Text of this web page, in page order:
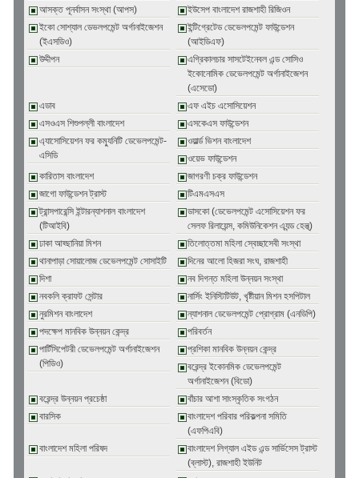
আসক্ত পূনর্বাসন সংস্থা (আপস)
ইউসেপ বাংলাদেশ রাজশাহী রিজিওন
ইকো সোশ্যাল ডেভলপমেন্ট অর্গানাইজেশন
(ইএসডিও)
ইন্টিগ্রেটেড ডেভেলপমেন্ট ফাউন্ডেশন
(আইডিএফ)
উদ্দীপন
এগ্রিকালচার সাসটেইনেবল এন্ড সোসিও
ইকোনোমিক ডেভেলপমেন্ট অর্গানাইজেশন
(এসেডো)
এডাব
এফ এইচ এসোসিয়েশন
এসওএস শিশুপল্লী বাংলাদেশ
এসকেএস ফাউন্ডেশন
এ্যাসোসিয়েশন ফর কম্যুনিটি ডেভেলপমেন্ট-
এসিডি
ওয়ার্ল্ড ভিশন বাংলাদেশ
ওয়েভ ফাউন্ডেশন
কারিতাস বাংলাদেশ
জাগরণী চক্র ফাউন্ডেশন
জাগো ফাউন্ডেশন ট্রাস্ট
টিএমএসএস
ট্রান্সপারেন্সি ইন্টারন্যাশনাল বাংলাদেশ
(টিআইবি)
ডাসকো (ডেভেলপমেন্ট এসোসিয়েশন ফর
সেলফ রিলায়েন্স, কমিউনিকেশন এ্যন্ড হেল্থ্)
ঢাকা আহ্ছানিয়া মিশন
তিলোত্তমা মহিলা স্বেচ্ছাসেবী সংস্থা
থানাপাড়া সোয়ালোজ ডেভেলপমেন্ট সোসাইটি
দিনের আলো হিজরা সংঘ, রাজশাহী
দিশা
নব দিগন্ত মহিলা উন্নয়ন সংস্থা
নবকলি ক্রাফট সেন্টার
নার্সিং ইনিস্টিটিউট, খৃষ্টীয়ান মিশন হসপিটাল
নুরমিশন বাংলাদেশ
ন্যাশনাল ডেভেলপমেন্ট প্রোগ্রাম (এনডিপি)
পদক্ষেপ মানবিক উন্নয়ন কেন্দ্র
পরিবর্তন
পার্টিসিপেটরী ডেভেলপমেন্ট অর্গানাইজেশন
(পিডিও)
প্রশিকা মানবিক উন্নয়ন কেন্দ্র
বরেন্দ্র ইকোনমিক ডেভেলপমেন্ট
অর্গানাইজেশন (বিডো)
বরেন্দ্র উন্নয়ন প্রচেষ্ঠা
বাঁচার আশা সাংস্কৃতিক সংগঠন
বারসিক
বাংলাদেশ পরিবার পরিকল্পনা সমিতি
(এফপিএবি)
বাংলাদেশ মহিলা পরিষদ
বাংলাদেশ লিগ্যাল এইড এন্ড সার্ভিসেস ট্রাস্ট
(ব্লাস্ট), রাজশাহী ইউনিট